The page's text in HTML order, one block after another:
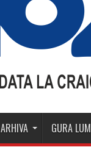
ARHIVA GURA